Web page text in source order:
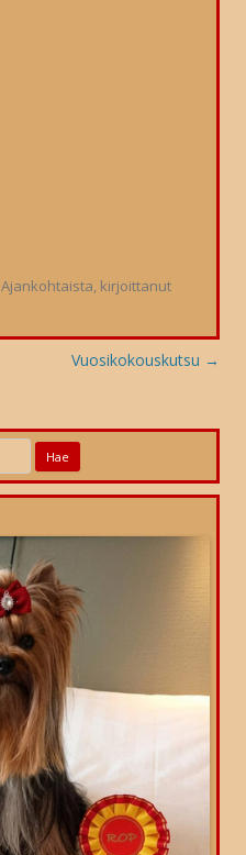
Ajankohtaista, kirjoittanut
Vuosikokouskutsu →